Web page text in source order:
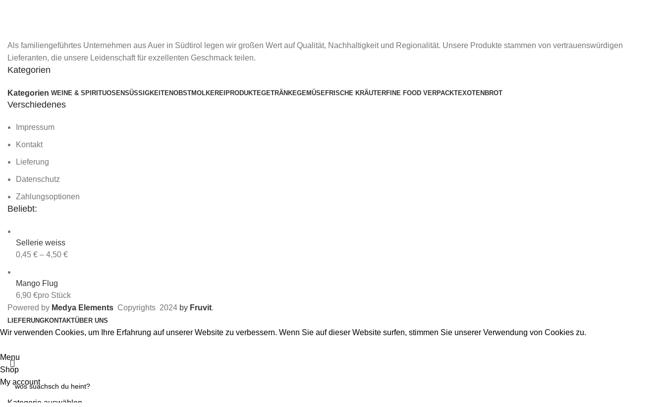
Als familiengeführtes Unternehmen aus Auer in Südtirol legen wir großen Wert auf Qualität, Nachhaltigkeit und Regionalität. Unsere Produkte stammen von vertrauenswürdigen
Lieferanten, die unsere Leidenschaft für exzellenten Geschmack teilen.
Kategorien
Kategorien WEINE & SPIRITUOSENSÜSSIGKEITENOBSTMOLKEREIPRODUKTEGETRÄNKEGEMÜSEFRISCHE KRÄUTERFINE FOOD VERPACKTEXOTEN BROT
Verschiedenes
Impressum
Kontakt
Lieferung
Datenschutz
Zahlungsoptionen
Beliebt:
Sellerie weiss
0,45 € – 4,50 €
Mango Flug
6,90 €pro Stück
Powered by Medya Elements Copyrights 2024 by Fruvit.
LIEFERUNGKONTAKTÜBER UNS
Wir verwenden Cookies, um Ihre Erfahrung auf unserer Website zu verbessern. Wenn Sie auf dieser Website surfen, stimmen Sie unserer Verwendung von Cookies zu.
Kategorie auswählen
Menu
Shop
My account